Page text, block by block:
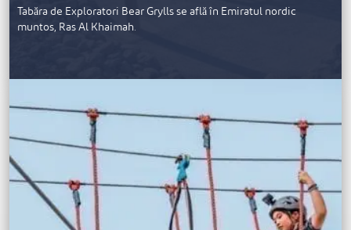
Tabăra de Exploratori Bear Grylls se află în Emiratul nordic
muntos, Ras Al Khaimah.